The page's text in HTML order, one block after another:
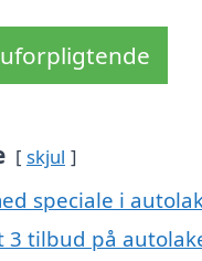
skjul
speciale i
tilbud på